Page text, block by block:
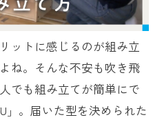
ットに感じるのが組み立
ね。そんな不安も吹き飛
でも組み立てが簡単にで
」。届いた型を決められた